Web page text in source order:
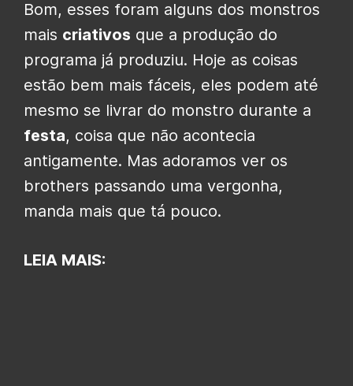
Bom, esses foram alguns dos monstros
mais criativos que a produção do
programa já produziu. Hoje as coisas
estão bem mais fáceis, eles podem até
mesmo se livrar do monstro durante a
festa, coisa que não acontecia
antigamente. Mas adoramos ver os
brothers passando uma vergonha,
manda mais que tá pouco.
LEIA MAIS: